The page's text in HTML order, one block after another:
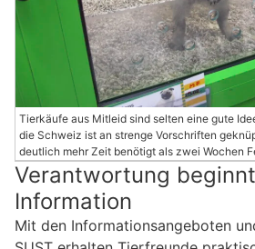
Tierkäufe aus Mitleid sind selten eine gute
die Schweiz ist an strenge Vorschriften
deutlich mehr Zeit benötigt als zwei Wochen
Verantwortung
Information
Mit den Informationsangeboten